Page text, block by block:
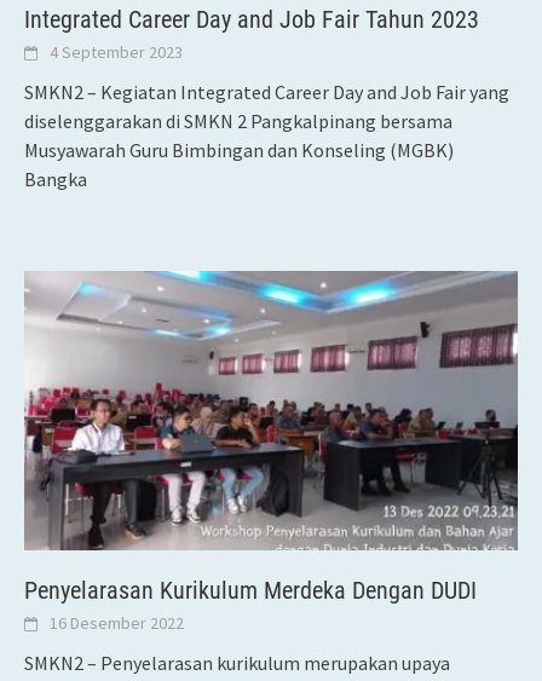
Integrated Career Day and Job Fair Tahun 2023
4 September 2023
SMKN2 – Kegiatan Integrated Career Day and Job Fair yang
diselenggarakan di SMKN 2 Pangkalpinang bersama
Musyawarah Guru Bimbingan dan Konseling (MGBK)
Bangka
Penyelarasan Kurikulum Merdeka Dengan DUDI
16 Desember 2022
SMKN2 – Penyelarasan kurikulum merupakan upaya